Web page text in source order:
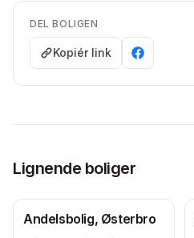
DEL BOLIGEN
Kopiér link
Lignende boliger
Andelsbolig, Østerbro